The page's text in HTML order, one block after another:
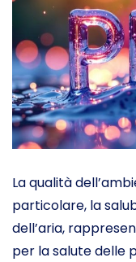
La qualità
particolare, la
dell’aria,
per la salute delle